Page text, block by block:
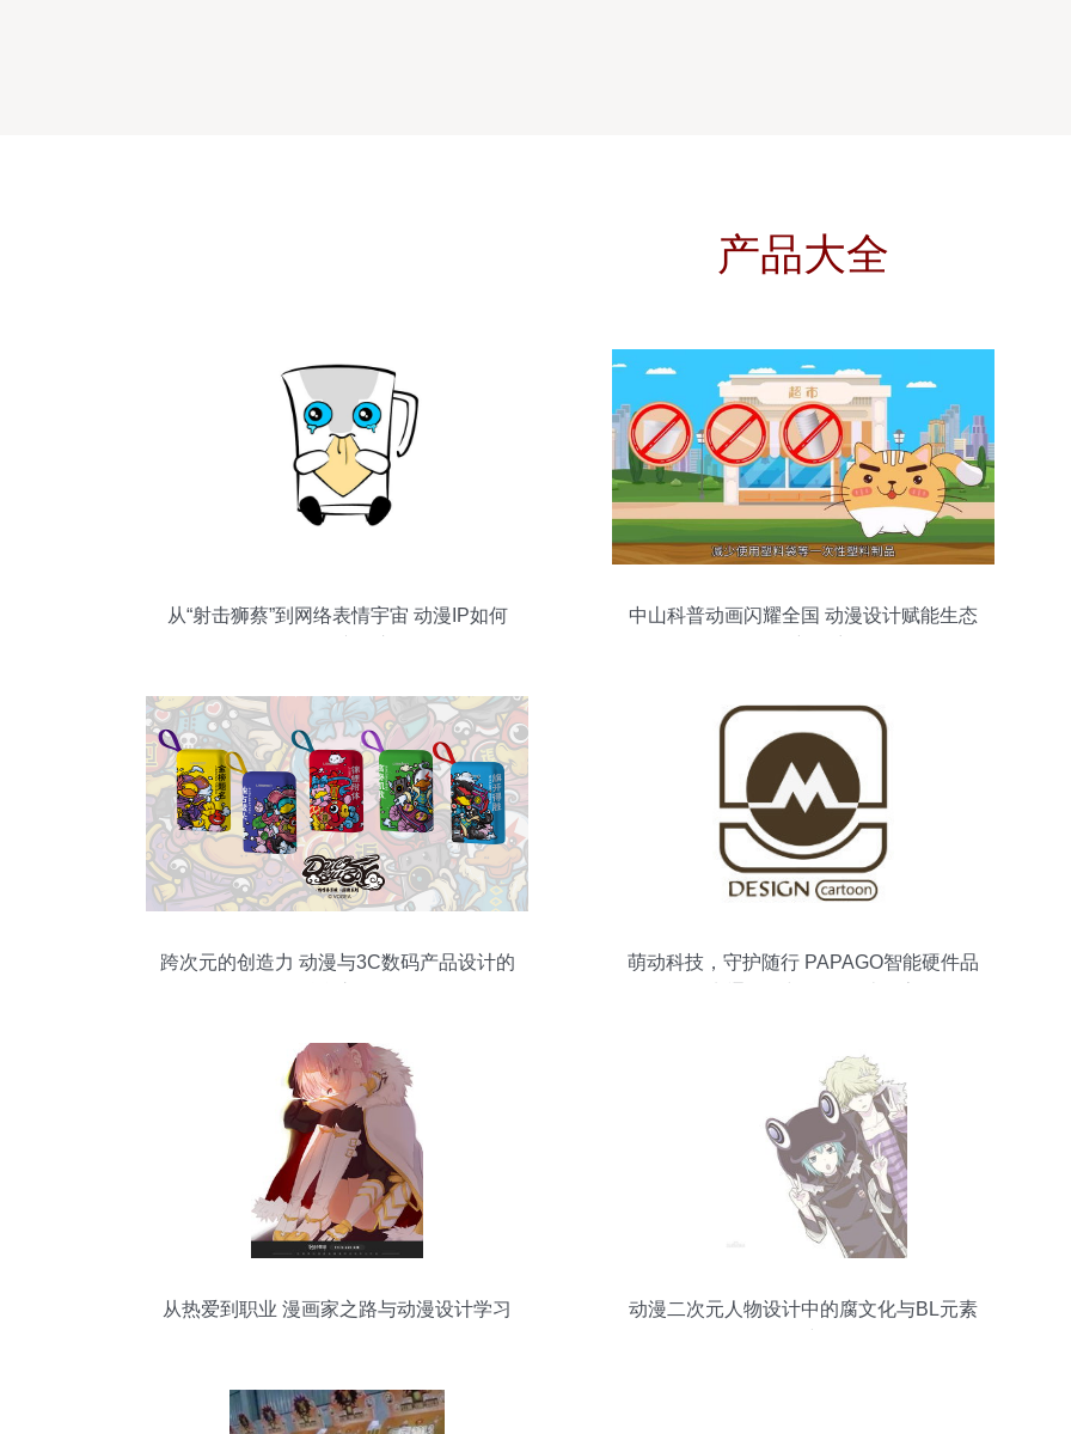
产品大全
从“射击狮蔡”到网络表情宇宙 动漫IP如何
中山科普动画闪耀全国 动漫设计赋能生态
跨次元的创造力 动漫与3C数码产品设计的
萌动科技，守护随行 PAPAGO智能硬件品
从热爱到职业 漫画家之路与动漫设计学习
动漫二次元人物设计中的腐文化与BL元素